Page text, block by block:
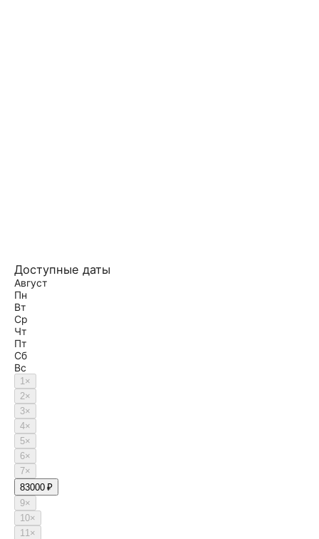
Доступные даты
Август
Пн
Вт
Ср
Чт
Пт
Сб
Вс
1×
2×
3×
4×
5×
6×
7×
83000 ₽
9×
10×
11×